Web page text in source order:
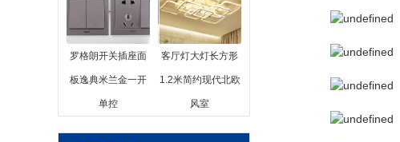
罗格朗开关插座面
板逸典米兰金一开
单控
客厅灯大灯长方形
1.2米简约现代北欧
风室